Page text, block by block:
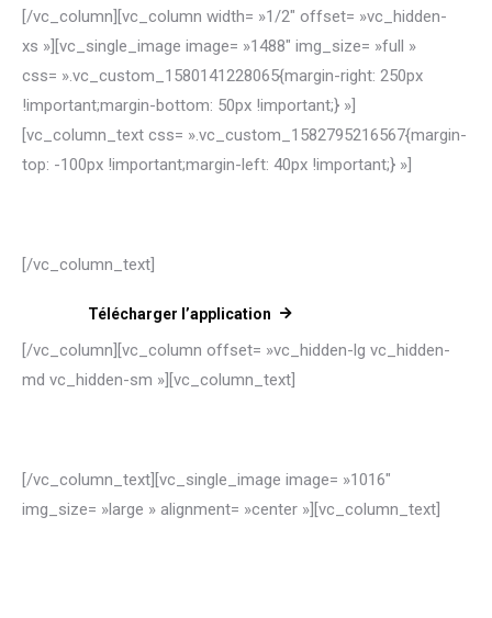
[/vc_column][vc_column width= »1/2″ offset= »vc_hidden-
xs »][vc_single_image image= »1488″ img_size= »full »
css= ».vc_custom_1580141228065{margin-right: 250px
!important;margin-bottom: 50px !important;} »]
[vc_column_text css= ».vc_custom_1582795216567{margin-
top: -100px !important;margin-left: 40px !important;} »]
[/vc_column_text]
Télécharger l’application
[/vc_column][vc_column offset= »vc_hidden-lg vc_hidden-
md vc_hidden-sm »][vc_column_text]
[/vc_column_text][vc_single_image image= »1016″
img_size= »large » alignment= »center »][vc_column_text]